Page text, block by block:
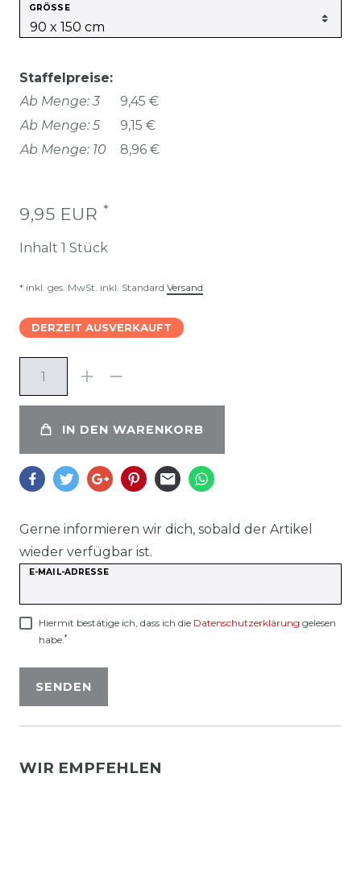
GRÖSSE
Staffelpreise:
Ab Menge: 3
9,45 €
Ab Menge: 5
9,15 €
Ab Menge: 10
8,96 €
9,95 EUR *
Inhalt 1 Stück
* inkl. ges. MwSt. inkl. Standard Versand
DERZEIT AUSVERKAUFT
IN DEN WARENKORB
Gerne informieren wir dich, sobald der Artikel
wieder verfügbar ist.
E-MAIL-ADRESSE
Hiermit bestätige ich, dass ich die Daten­schutz­erklärung gelesen
habe.*
SENDEN
WIR EMPFEHLEN